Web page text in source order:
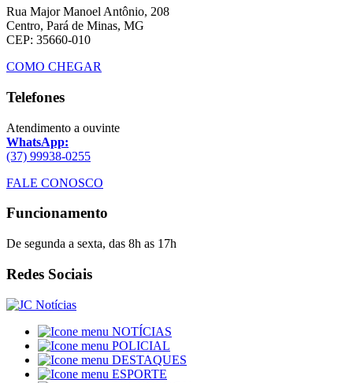
Rua Major Manoel Antônio, 208
Centro, Pará de Minas, MG
CEP: 35660-010
COMO CHEGAR
Telefones
Atendimento a ouvinte
WhatsApp:
(37) 99938-0255
FALE CONOSCO
Funcionamento
De segunda a sexta, das 8h as 17h
Redes Sociais
NOTÍCIAS
POLICIAL
DESTAQUES
ESPORTE